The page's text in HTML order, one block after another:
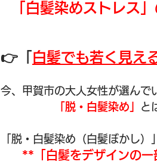
「白髪染めストレス
👉「 白髪でも若く見え
今、甲賀市の大人女性が選んで
「脱・白髪染め」
と
「脱・白髪染め（白髪ぼかし）
**「白髪をデザインの